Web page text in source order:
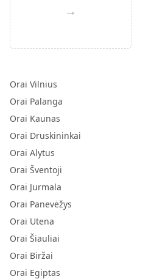
→
Orai Vilnius
Orai Palanga
Orai Kaunas
Orai Druskininkai
Orai Alytus
Orai Šventoji
Orai Jurmala
Orai Panevėžys
Orai Utena
Orai Šiauliai
Orai Biržai
Orai Egiptas